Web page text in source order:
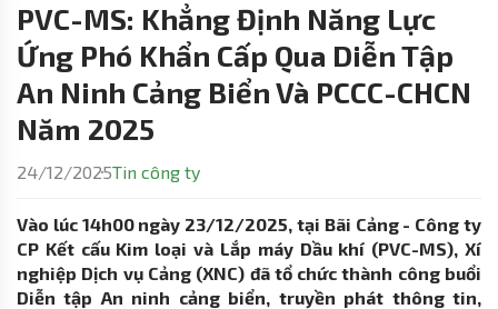
PVC-MS: Khẳng Định Năng Lực
Ứng Phó Khẩn Cấp Qua Diễn Tập
An Ninh Cảng Biển Và PCCC-CHCN
Năm 2025
24/12/2025Tin công ty
Vào lúc 14h00 ngày 23/12/2025, tại Bãi Cảng - Công ty
CP Kết cấu Kim loại và Lắp máy Dầu khí (PVC-MS), Xí
nghiệp Dịch vụ Cảng (XNC) đã tổ chức thành công buổi
Diễn tập An ninh cảng biển, truyền phát thông tin,